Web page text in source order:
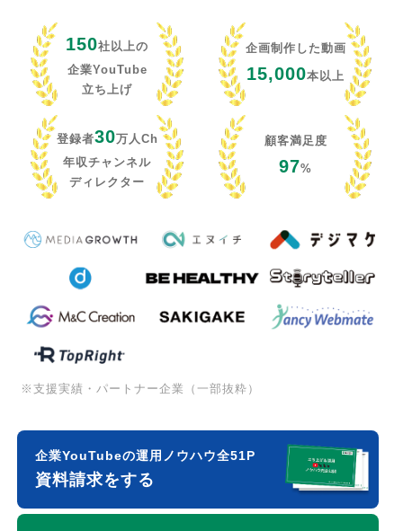
150社以上の
企業YouTube
立ち上げ
企画制作した動画
15,000本以上
登録者30万人Ch
年収チャンネル
ディレクター
顧客満足度
97%
※支援実績・パートナー企業（一部抜粋）
企業YouTubeの運用ノウハウ全51P
資料請求をする